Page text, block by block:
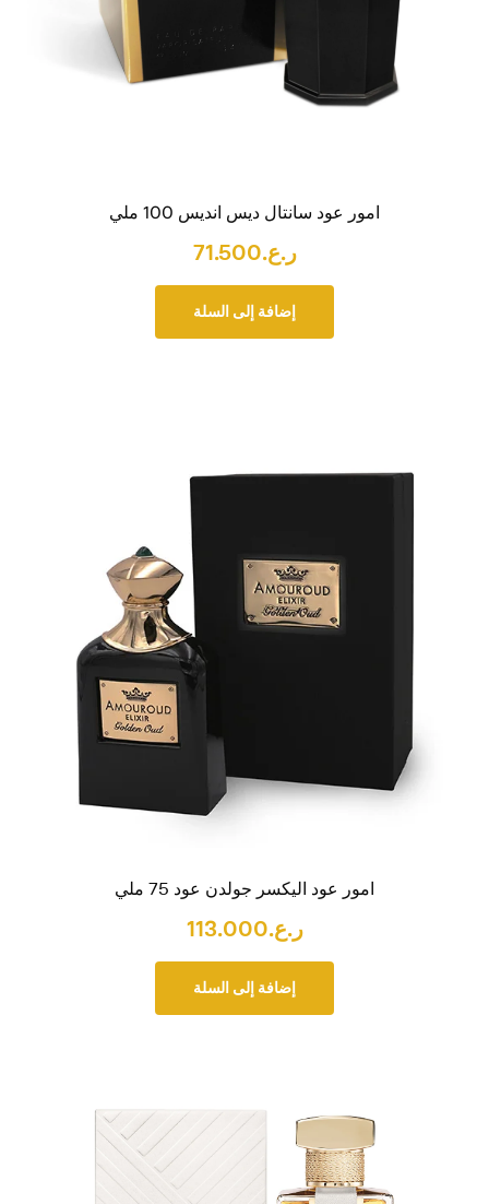
امور عود سانتال ديس انديس 100 ملي
ر.ع.71.500
إضافة إلى السلة
امور عود اليكسر جولدن عود 75 ملي
ر.ع.113.000
إضافة إلى السلة